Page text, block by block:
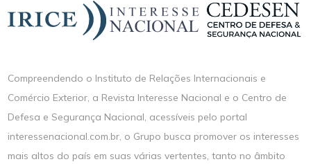
Compreendendo o Instituto de Relações Internacionais e
Comércio Exterior, a Revista Interesse Nacional e o Centro de
Defesa e Segurança Nacional, acessíveis pelo portal
interessenacional.com.br, o Grupo busca promover os interesses
mais altos do país em suas várias vertentes, tanto no âmbito